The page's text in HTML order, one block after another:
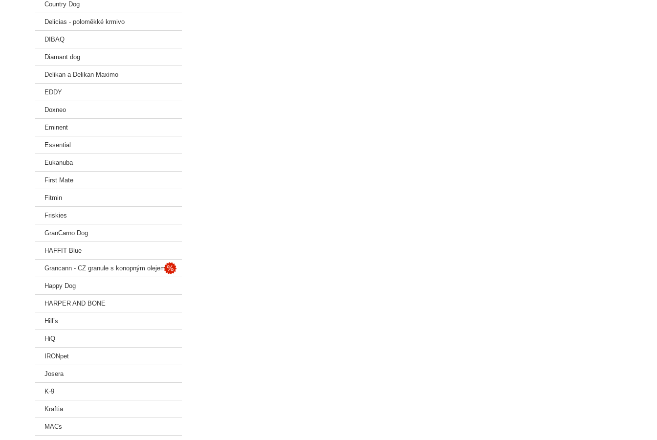
Country Dog
Delicias - poloměkké krmivo
DIBAQ
Diamant dog
Delikan a Delikan Maximo
EDDY
Doxneo
Eminent
Essential
Eukanuba
First Mate
Fitmin
Friskies
GranCarno Dog
HAFFIT Blue
Grancann - CZ granule s konopným olejem
Happy Dog
HARPER AND BONE
Hill’s
HiQ
IRONpet
Josera
K-9
Kraftia
MACs